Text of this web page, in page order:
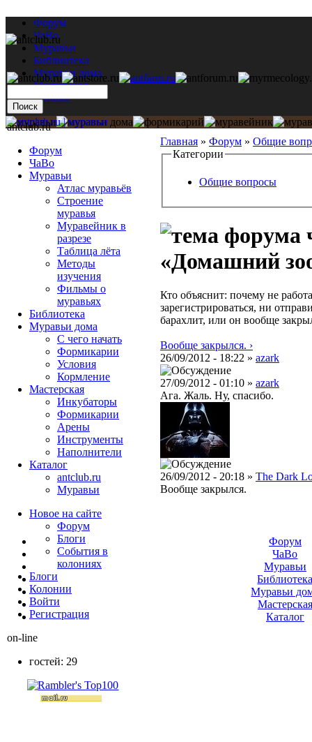
Форум
ЧаВо
Муравьи
Библиотека
Муравьи дома
Мастерская
Каталог
Главная » Форум » Общие
Категории
Общие вопросы
«Домашний
Кто объяснит: почему не
зарегистрироваться, ни
барахлит, или он вообще
Вообще закрылся. ›
26/09/2012 - 18:22 » azark
27/09/2012 - 01:10 » azark
Ага. Жаль. Ну, спасибо.
26/09/2012 - 20:18 » The Dark
Вообще закрылся.
antclub.ru
Форум
ЧаВо
Муравьи
Атлас муравьёв
Строение
муравья
Муравейник в
разрезе
Таблица лёта
Методы
изучения
Фильмы о
муравьях
Библиотека
Муравьи дома
С чего начать
Формикарии
Условия
Кормление
Мастерская
Инкубаторы
Формикарии
Арены
Инструменты
Наполнители
Каталог
antclub.ru
Муравьи
Новое на сайте
Форум
Блоги
События в
колониях
Блоги
Колонии
Войти
Peгиcтpaция
on-line
гостей: 29
Форум
ЧаВо
Муравьи
Муравьи
Мастерская
Каталог